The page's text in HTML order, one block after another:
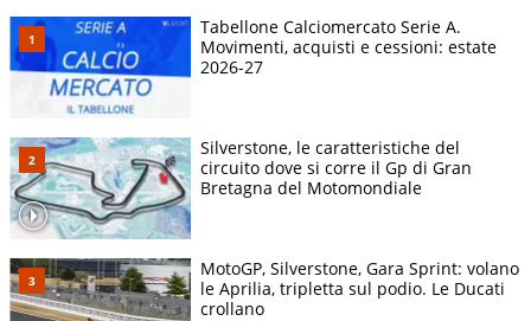
Tabellone Calciomercato Serie A.
Movimenti, acquisti e cessioni: estate
2026-27
Silverstone, le caratteristiche del
circuito dove si corre il Gp di Gran
Bretagna del Motomondiale
MotoGP, Silverstone, Gara Sprint: volano
le Aprilia, tripletta sul podio. Le Ducati
crollano